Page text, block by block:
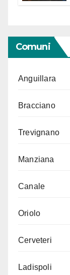
Comuni
Anguillara
Bracciano
Trevignano
Manziana
Canale
Oriolo
Cerveteri
Ladispoli